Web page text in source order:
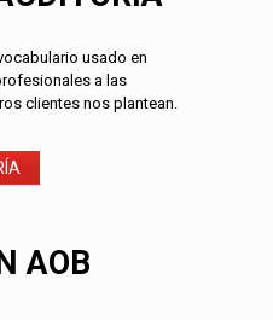
usado en
a las
clientes nos plantean.
AOB